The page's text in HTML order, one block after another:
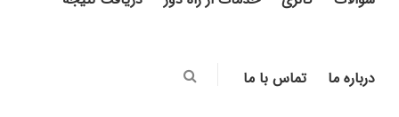
درباره ما تماس با ما